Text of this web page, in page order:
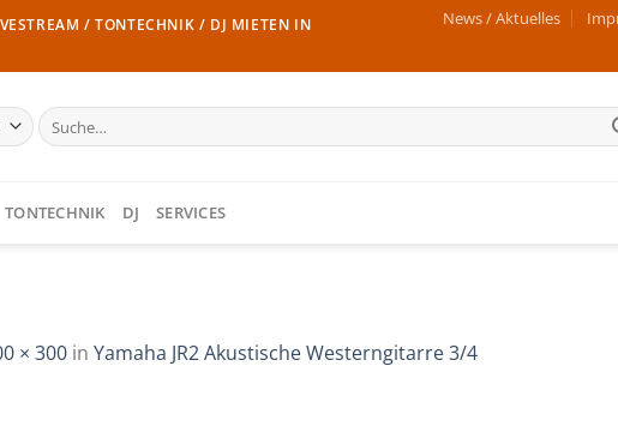
/ TONTECHNIK / DJ MIETEN IN
News / Aktuelles
Suche
nach:
TONTECHNIK DJ SERVICES
× 300 in Yamaha JR2 Akustische Westerngitarre 3/4